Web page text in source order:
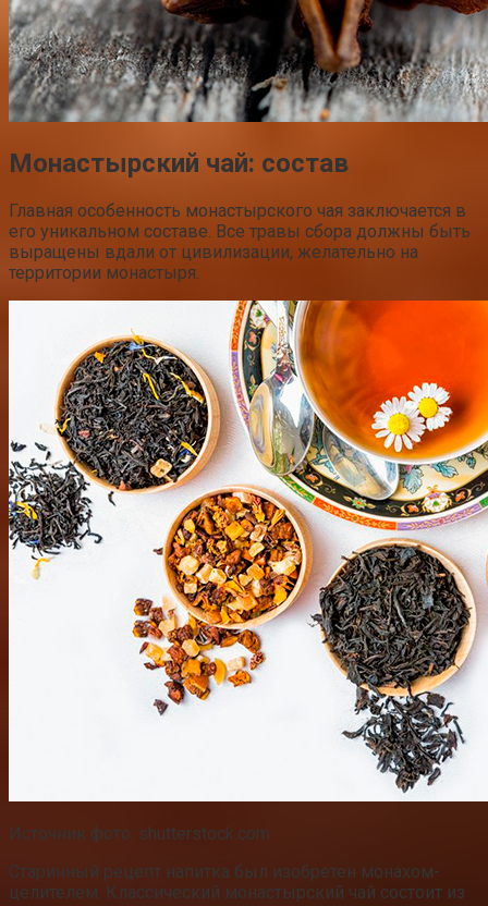
Монастырский чай: состав
Главная особенность монастырского чая заключается в
его уникальном составе. Все травы сбора должны быть
выращены вдали от цивилизации, желательно на
территории монастыря.
Источник фото: shutterstock.com
Старинный рецепт напитка был изобретен монахом-
целителем. Классический монастырский чай состоит из